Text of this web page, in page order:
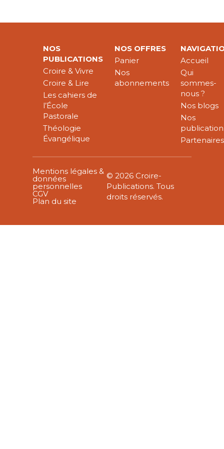
NOS
PUBLICATIONS
Croire & Vivre
Croire & Lire
Les cahiers de
l’École
Pastorale
Théologie
Évangélique
NOS OFFRES
Panier
Nos
abonnements
Accueil
Qui
sommes-
nous ?
Nos blogs
Nos
Partenaires
Mentions légales &
données
personnelles
CGV
Plan du site
© 2026 Croire-
Publications. Tous
droits réservés.